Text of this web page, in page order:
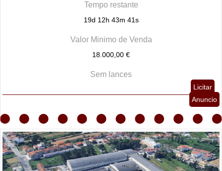
Tempo restante
19d 12h 43m 40s
Valor Minimo de Venda
18.000,00 €
Sem lances
Licitar
Anuncio